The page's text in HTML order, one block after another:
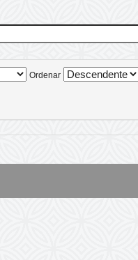
Ordenar